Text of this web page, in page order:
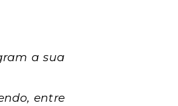
a sua
entre